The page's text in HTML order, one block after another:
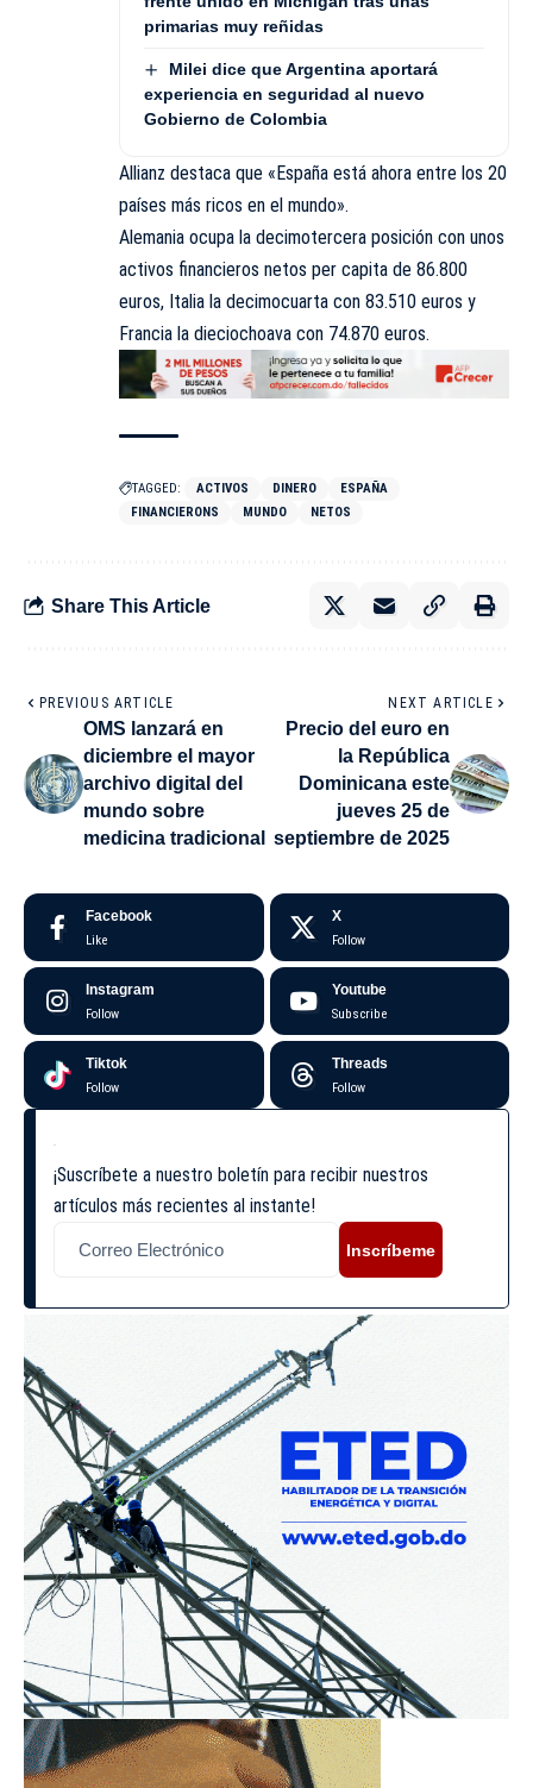
primarias muy reñidas
Milei dice que Argentina aportará
experiencia en seguridad al nuevo
Gobierno de Colombia
Allianz destaca que «España está ahora entre los 20
países más ricos en el mundo».
Alemania ocupa la decimotercera posición con unos
activos financieros netos per capita de 86.800
euros, Italia la decimocuarta con 83.510 euros y
Francia la dieciochoava con 74.870 euros.
TAGGED: ACTIVOS DINERO
ESPAÑA
FINANCIERONS
MUNDO NETOS
Share This Article
PREVIOUS ARTICLE
OMS lanzará en
diciembre el mayor
archivo digital del
mundo sobre
medicina tradicional
NEXT ARTICLE
Precio del euro en
la República
Dominicana este
jueves 25 de
septiembre de 2025
Facebook
Like
X
Follow
Instagram
Follow
Youtube
Subscribe
Tiktok
Follow
Threads
Follow
¡Suscríbete a nuestro boletín para recibir nuestros
artículos más recientes al instante!
Inscríbeme